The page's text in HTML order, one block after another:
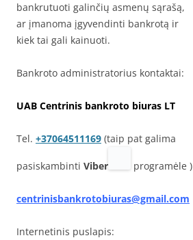
bankrutuoti galinčių asmenų sąrašą,
ar įmanoma įgyvendinti bankrotą ir
kiek tai gali kainuoti.
Bankroto administratorius kontaktai:
UAB Centrinis bankroto biuras LT
Tel. +37064511169 (taip pat galima
pasiskambinti Viber programėle )
centrinisbankrotobiuras@gmail.com
Internetinis puslapis: